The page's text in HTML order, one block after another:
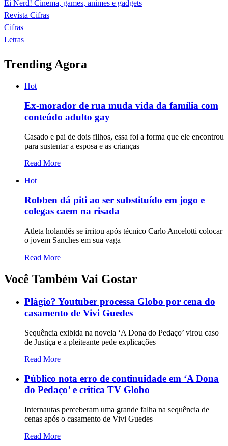
Ei Nerd! Cinema, games, animes e gadgets
Revista Cifras
Cifras
Letras
Trending Agora
Hot
Ex-morador de rua muda vida da família com
conteúdo adulto gay
Casado e pai de dois filhos, essa foi a forma que ele encontrou
para sustentar a esposa e as crianças
Read More
Hot
Robben dá piti ao ser substituído em jogo e
colegas caem na risada
Atleta holandês se irritou após técnico Carlo Ancelotti colocar
o jovem Sanches em sua vaga
Read More
Você Também Vai Gostar
Plágio? Youtuber processa Globo por cena do
casamento de Vivi Guedes
Sequência exibida na novela ‘A Dona do Pedaço’ virou caso
de Justiça e a pleiteante pede explicações
Read More
Público nota erro de continuidade em ‘A Dona
do Pedaço’ e critica TV Globo
Internautas perceberam uma grande falha na sequência de
cenas após o casamento de Vivi Guedes
Read More